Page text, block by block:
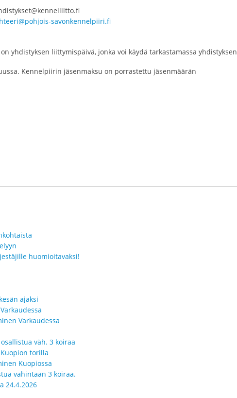
savonkennelpiiri.fi
yhdistyksen liittymispäivä, jonka voi käydä tarkastamassa yhdistyksen
Kennelpiirin jäsenmaksu on porrastettu jäsenmäärän
huomioitavaksi!
ajaksi
Varkaudessa
väh. 3 koiraa
torilla
Kuopiossa
vähintään 3 koiraa.
24.4.2026